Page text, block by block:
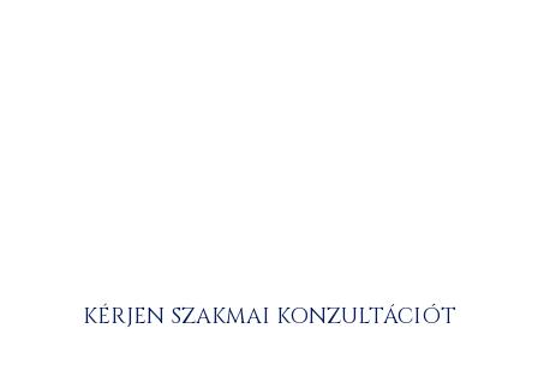
KÉRJEN SZAKMAI KONZULTÁCIÓT